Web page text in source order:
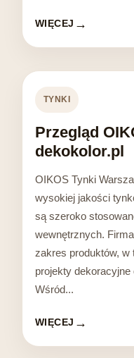
WIĘCEJ
TYNKI
Przegląd
dekokolor.pl
OIKOS Tynki
wysokiej jakości
są szeroko
wewnętrznych.
zakres produktów, w
projekty
Wśród...
WIĘCEJ